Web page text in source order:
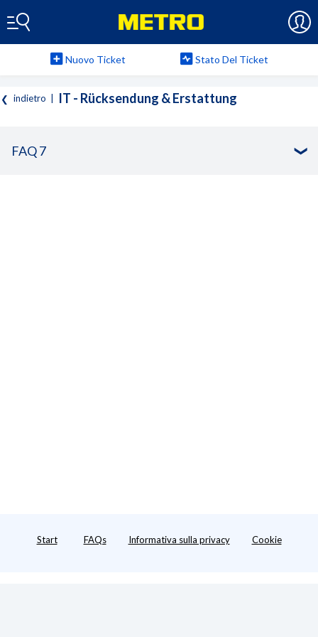
Nuovo Ticket Stato Del Ticket
indietro IT - Rücksendung & Erstattung
FAQ 7
Start FAQs Informativa sulla privacy Cookie